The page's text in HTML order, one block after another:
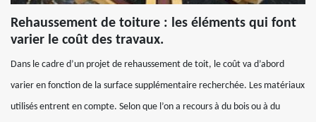
Rehaussement de toiture : les éléments qui font
varier le coût des travaux.
Dans le cadre d’un projet de rehaussement de toit, le coût va d’abord
varier en fonction de la surface supplémentaire recherchée. Les matériaux
utilisés entrent en compte. Selon que l’on a recours à du bois ou à du